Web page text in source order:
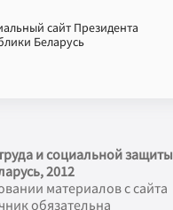
сайт Президента
Беларусь
и социальной защиты
2012
материалов с сайта
обязательна